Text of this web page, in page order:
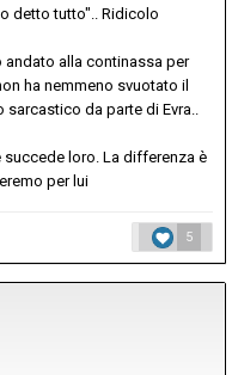
detto tutto".. Ridicolo
andato alla continassa per
ha nemmeno svuotato il
da parte di Evra..
loro. La differenza è
per lui
5